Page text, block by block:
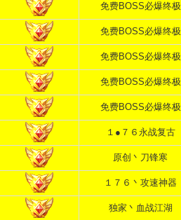
免费BOSS必爆终极
免费BOSS必爆终极
免费BOSS必爆终极
免费BOSS必爆终极
免费BOSS必爆终极
１●７６永战复古
原创丶刀锋寒
１７６丶攻速神器
独家丶血战江湖